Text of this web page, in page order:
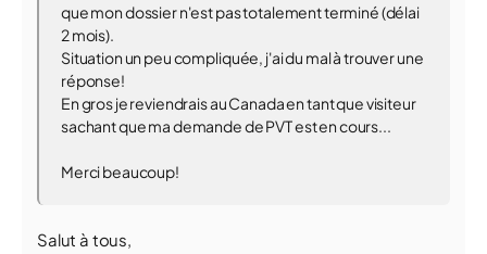
que mon dossier n'est pas totalement terminé (délai
2 mois).
Situation un peu compliquée, j'ai du mal à trouver une
réponse!
En gros je reviendrais au Canada en tant que visiteur
sachant que ma demande de PVT est en cours...
Merci beaucoup!
Salut à tous,